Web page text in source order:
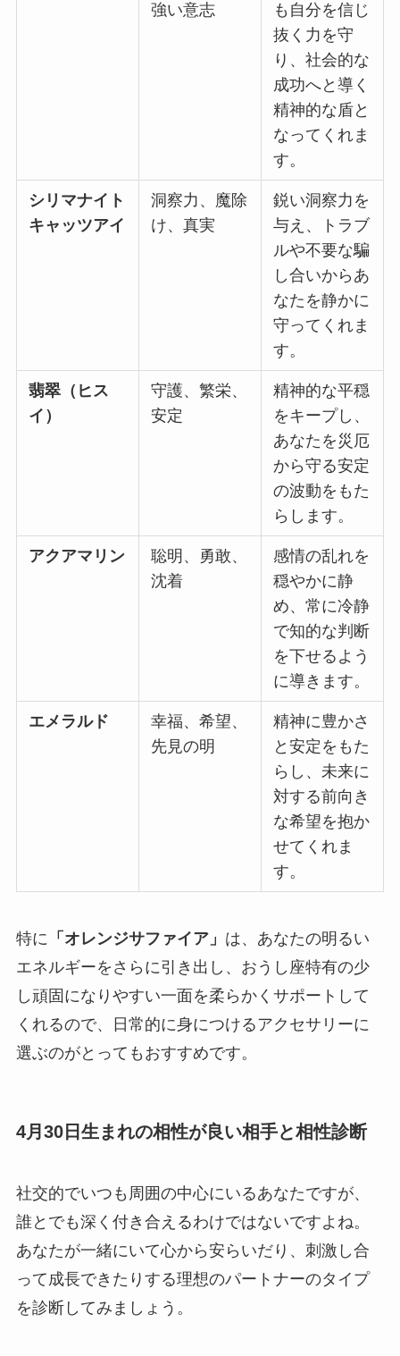
強い意志
も自分を信じ
抜く力を守
り、社会的な
成功へと導く
精神的な盾と
なってくれま
す。
シリマナイト
キャッツアイ
洞察力、魔除
け、真実
鋭い洞察力を
与え、トラブ
ルや不要な騙
し合いからあ
なたを静かに
守ってくれま
す。
翡翠（ヒス
イ）
守護、繁栄、
安定
精神的な平穏
をキープし、
あなたを災厄
から守る安定
の波動をもた
らします。
アクアマリン
聡明、勇敢、
沈着
感情の乱れを
穏やかに静
め、常に冷静
で知的な判断
を下せるよう
に導きます。
エメラルド
幸福、希望、
先見の明
精神に豊かさ
と安定をもた
らし、未来に
対する前向き
な希望を抱か
せてくれま
す。
特に 「オレンジサファイア」 は、あなたの明るい
エネルギーをさらに引き出し、おうし座特有の少
し頑固になりやすい一面を柔らかくサポートして
くれるので、日常的に身につけるアクセサリーに
選ぶのがとってもおすすめです。
4月30日生まれの相性が良い相手と相性診断
社交的でいつも周囲の中心にいるあなたですが、
誰とでも深く付き合えるわけではないですよね。
あなたが一緒にいて心から安らいだり、刺激し合
って成長できたりする理想のパートナーのタイプ
を診断してみましょう。